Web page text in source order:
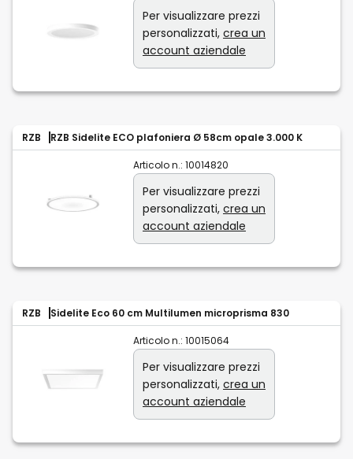
Per visualizzare prezzi
personalizzati, crea un
account aziendale
RZB RZB Sidelite ECO plafoniera Ø 58cm opale 3.000 K
Articolo n.: 10014820
Per visualizzare prezzi
personalizzati, crea un
account aziendale
RZB Sidelite Eco 60 cm Multilumen microprisma 830
Articolo n.: 10015064
Per visualizzare prezzi
personalizzati, crea un
account aziendale